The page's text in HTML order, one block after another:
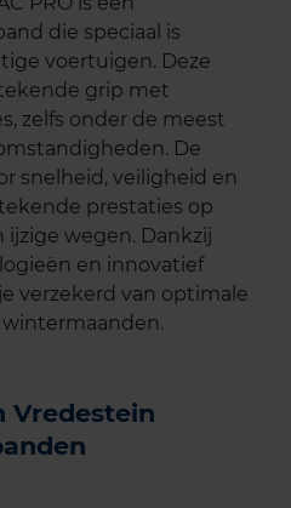
die speciaal is
voertuigen. Deze
grip met
zelfs onder de meest
De
snelheid, veiligheid en
prestaties op
wegen. Dankzij
en innovatief
verzekerd van optimale
Vredestein